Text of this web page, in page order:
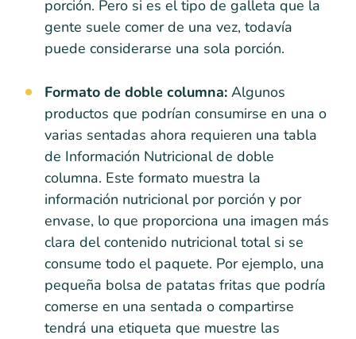
porción. Pero si es el tipo de galleta que la
gente suele comer de una vez, todavía
puede considerarse una sola porción.
Formato de doble columna: Algunos
productos que podrían consumirse en una o
varias sentadas ahora requieren una tabla
de Información Nutricional de doble
columna. Este formato muestra la
información nutricional por porción y por
envase, lo que proporciona una imagen más
clara del contenido nutricional total si se
consume todo el paquete. Por ejemplo, una
pequeña bolsa de patatas fritas que podría
comerse en una sentada o compartirse
tendrá una etiqueta que muestre las